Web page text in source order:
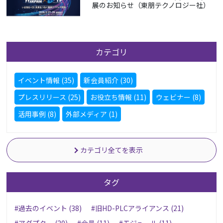
展のお知らせ（東朋テクノロジー社）
カテゴリ
イベント情報 (35)
新会員紹介 (30)
プレスリリース (25)
お役立ち情報 (11)
ウェビナー (8)
活用事例 (8)
外部メディア (1)
カテゴリ全てを表示
タグ
#過去のイベント (38)
#旧HD-PLCアライアンス (21)